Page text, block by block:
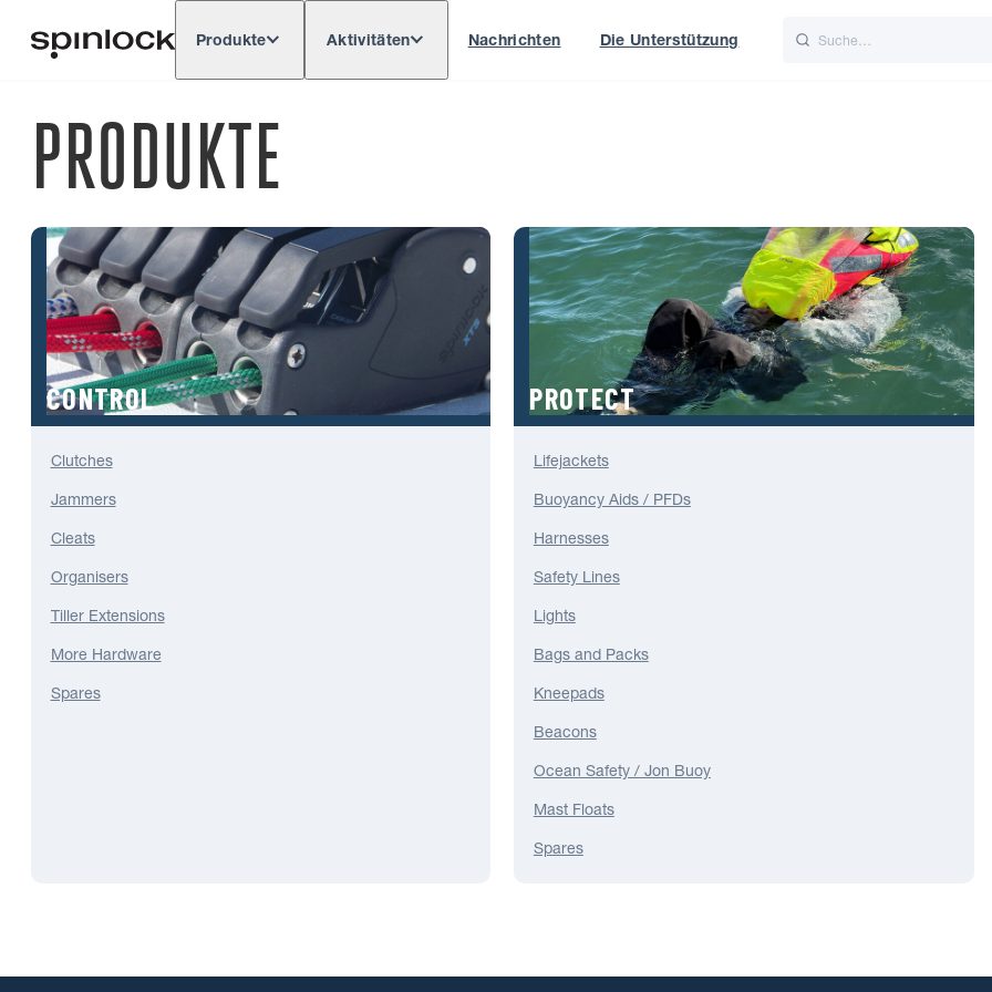
ORT: Europe North & South America
Produkte Aktivitäten Nachrichten Die Unterstützung
PRODUKTE
CONTROL
Clutches
Jammers
Cleats
Organisers
Tiller Extensions
More Hardware
Spares
PROTECT
Lifejackets
Buoyancy Aids / PFDs
Harnesses
Safety Lines
Lights
Bags and Packs
Kneepads
Beacons
Ocean Safety / Jon Buoy
Mast Floats
Spares